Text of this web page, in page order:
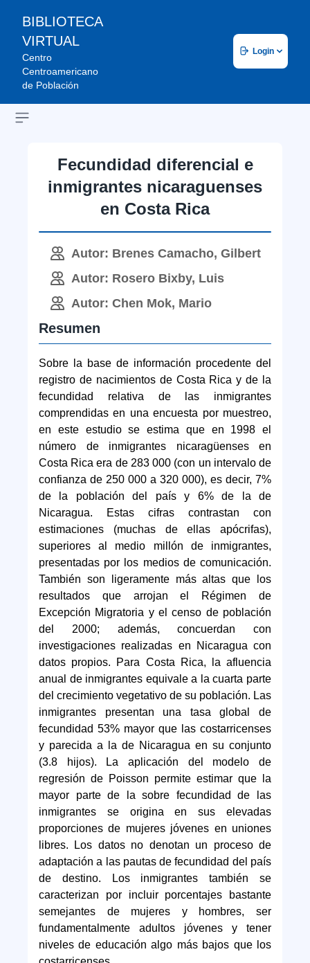
BIBLIOTECA
VIRTUAL
Centro
Centroamericano
de Población
Login
Open sidebar
Fecundidad diferencial e
inmigrantes nicaraguenses
en Costa Rica
Autor: Brenes Camacho, Gilbert
Autor: Rosero Bixby, Luis
Autor: Chen Mok, Mario
Resumen
Sobre la base de información procedente del
registro de nacimientos de Costa Rica y de la
fecundidad relativa de las inmigrantes
comprendidas en una encuesta por muestreo,
en este estudio se estima que en 1998 el
número de inmigrantes nicaragüenses en
Costa Rica era de 283 000 (con un intervalo de
confianza de 250 000 a 320 000), es decir, 7%
de la población del país y 6% de la de
Nicaragua. Estas cifras contrastan con
estimaciones (muchas de ellas apócrifas),
superiores al medio millón de inmigrantes,
presentadas por los medios de comunicación.
También son ligeramente más altas que los
resultados que arrojan el Régimen de
Excepción Migratoria y el censo de población
del 2000; además, concuerdan con
investigaciones realizadas en Nicaragua con
datos propios. Para Costa Rica, la afluencia
anual de inmigrantes equivale a la cuarta parte
del crecimiento vegetativo de su población. Las
inmigrantes presentan una tasa global de
fecundidad 53% mayor que las costarricenses
y parecida a la de Nicaragua en su conjunto
(3.8 hijos). La aplicación del modelo de
regresión de Poisson permite estimar que la
mayor parte de la sobre fecundidad de las
inmigrantes se origina en sus elevadas
proporciones de mujeres jóvenes en uniones
libres. Los datos no denotan un proceso de
adaptación a las pautas de fecundidad del país
de destino. Los inmigrantes también se
caracterizan por incluir porcentajes bastante
semejantes de mujeres y hombres, ser
fundamentalmente adultos jóvenes y tener
niveles de educación algo más bajos que los